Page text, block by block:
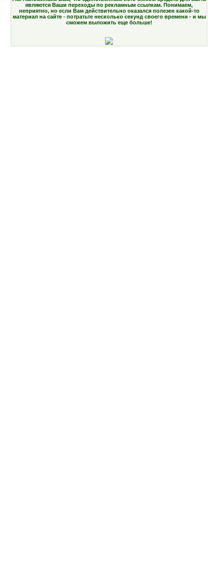
являются Ваши переходы по рекламным ссылкам. Понимаем,
неприятно, но если Вам действительно оказался полезен какой-то
материал на сайте - потратьте несколько секунд своего времени - и мы
сможем выложить еще больше!